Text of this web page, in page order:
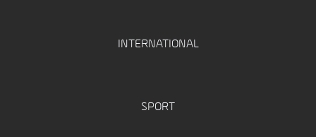
INTERNATIONAL
SPORT